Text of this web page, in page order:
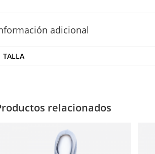
adicional
TALLA
relacionados